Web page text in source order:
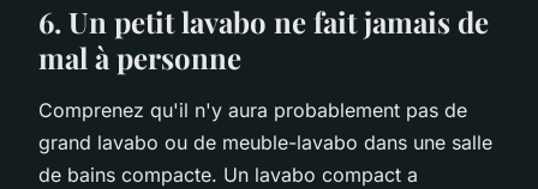
6. Un petit lavabo ne fait jamais de
mal à personne
Comprenez qu'il n'y aura probablement pas de
grand lavabo ou de meuble-lavabo dans une salle
de bains compacte. Un lavabo compact a